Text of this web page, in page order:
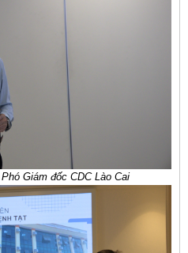
Phó Giám đốc CDC Lào Cai